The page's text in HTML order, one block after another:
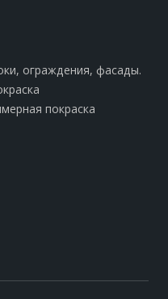
ограждения, фасады.
покраска